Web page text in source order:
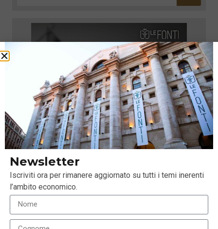
Newsletter
Iscriviti ora per rimanere aggiornato su tutti i temi inerenti
l’ambito economico.